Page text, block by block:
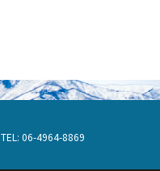
TEL: 06-4964-8869